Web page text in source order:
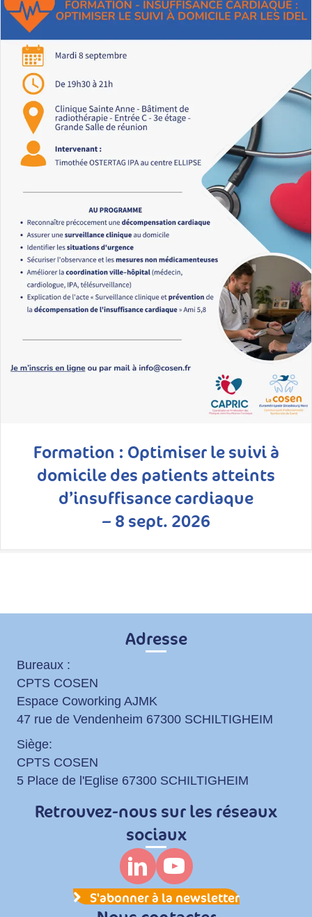
Formation : Optimiser le suivi à
domicile des patients atteints
d’insuffisance cardiaque
– 8 sept. 2026
Adresse
Bureaux :
CPTS COSEN
Espace Coworking AJMK
47 rue de Vendenheim 67300 SCHILTIGHEIM
Siège:
CPTS COSEN
5 Place de l'Eglise 67300 SCHILTIGHEIM
Retrouvez-nous sur les réseaux
sociaux
S'abonner à la newsletter